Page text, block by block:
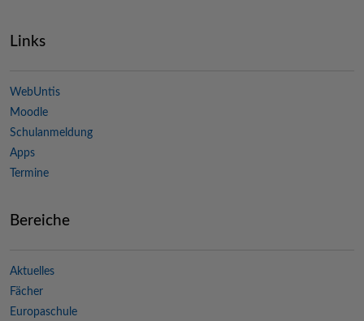
Links
WebUntis
Moodle
Schulanmeldung
Apps
Termine
Bereiche
Aktuelles
Fächer
Europaschule